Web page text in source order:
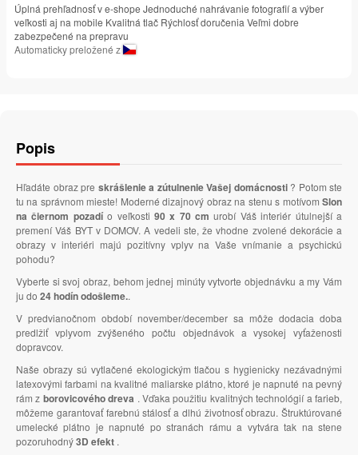
Úplná prehľadnosť v e-shope Jednoduché nahrávanie fotografií a výber
veľkosti aj na mobile Kvalitná tlač Rýchlosť doručenia Veľmi dobre
zabezpečené na prepravu
Automaticky preložené z
Popis
Hľadáte obraz pre skrášlenie a zútulnenie Vašej domácnosti ? Potom ste
tu na správnom mieste! Moderné dizajnový obraz na stenu s motívom Slon
na čiernom pozadío veľkosti 90 x 70 cm urobí Váš interiér útulnejší a
premení Váš BYT v DOMOV. A vedeli ste, že vhodne zvolené dekorácie a
obrazy v interiéri majú pozitívny vplyv na Vaše vnímanie a psychickú
pohodu?
Vyberte si svoj obraz, behom jednej minúty vytvorte objednávku a my Vám
ju do 24 hodín odošleme..
V predvianočnom období november/december sa môže dodacia doba
predlžiť vplyvom zvýšeného počtu objednávok a vysokej vyťaženosti
dopravcov.
Naše obrazy sú vytlačené ekologickým tlačou s hygienicky nezávadnými
latexovými farbami na kvalitné maliarske plátno, ktoré je napnuté na pevný
rám z borovicového dreva . Vďaka použitiu kvalitných technológií a farieb,
môžeme garantovať farebnú stálosť a dlhú životnosť obrazu. Štruktúrované
umelecké plátno je napnuté po stranách rámu a vytvára tak na stene
pozoruhodný3D efekt .